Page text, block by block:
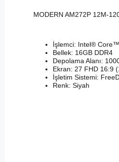
MODERN AM272P 12M-
İşlemci: Intel®
Bellek: 16GB DDR4
Depolama Alanı:
Ekran: 27 FHD 16:9
İşletim Sistemi:
Renk: Siyah